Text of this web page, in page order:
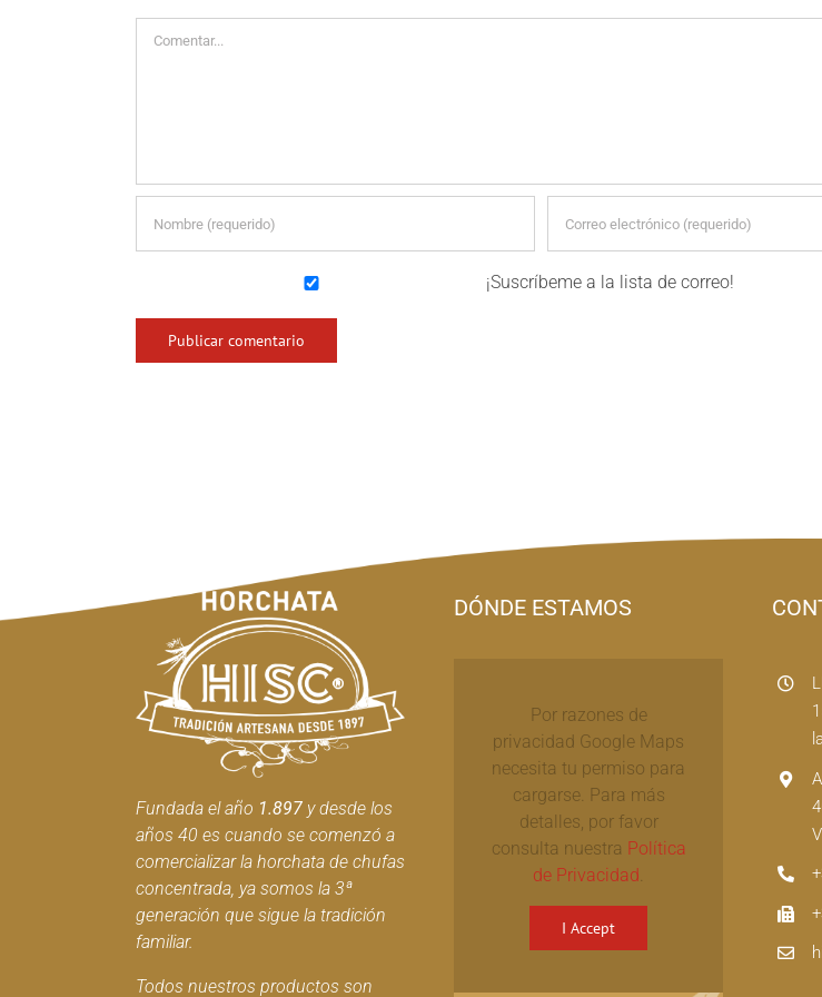
¡Suscríbeme a la lista de correo!
Fundada el año 1.897y desde los
años 40 es cuando se comenzó a
comercializar la horchata de chufas
concentrada, ya somos la 3ª
generación que sigue la tradición
familiar.
Todos nuestros productos son
DÓNDE ESTAMOS
Por razones de
privacidad Google Maps
necesita tu permiso para
cargarse. Para más
detalles, por favor
consulta nuestra Política
de Privacidad
I Accept